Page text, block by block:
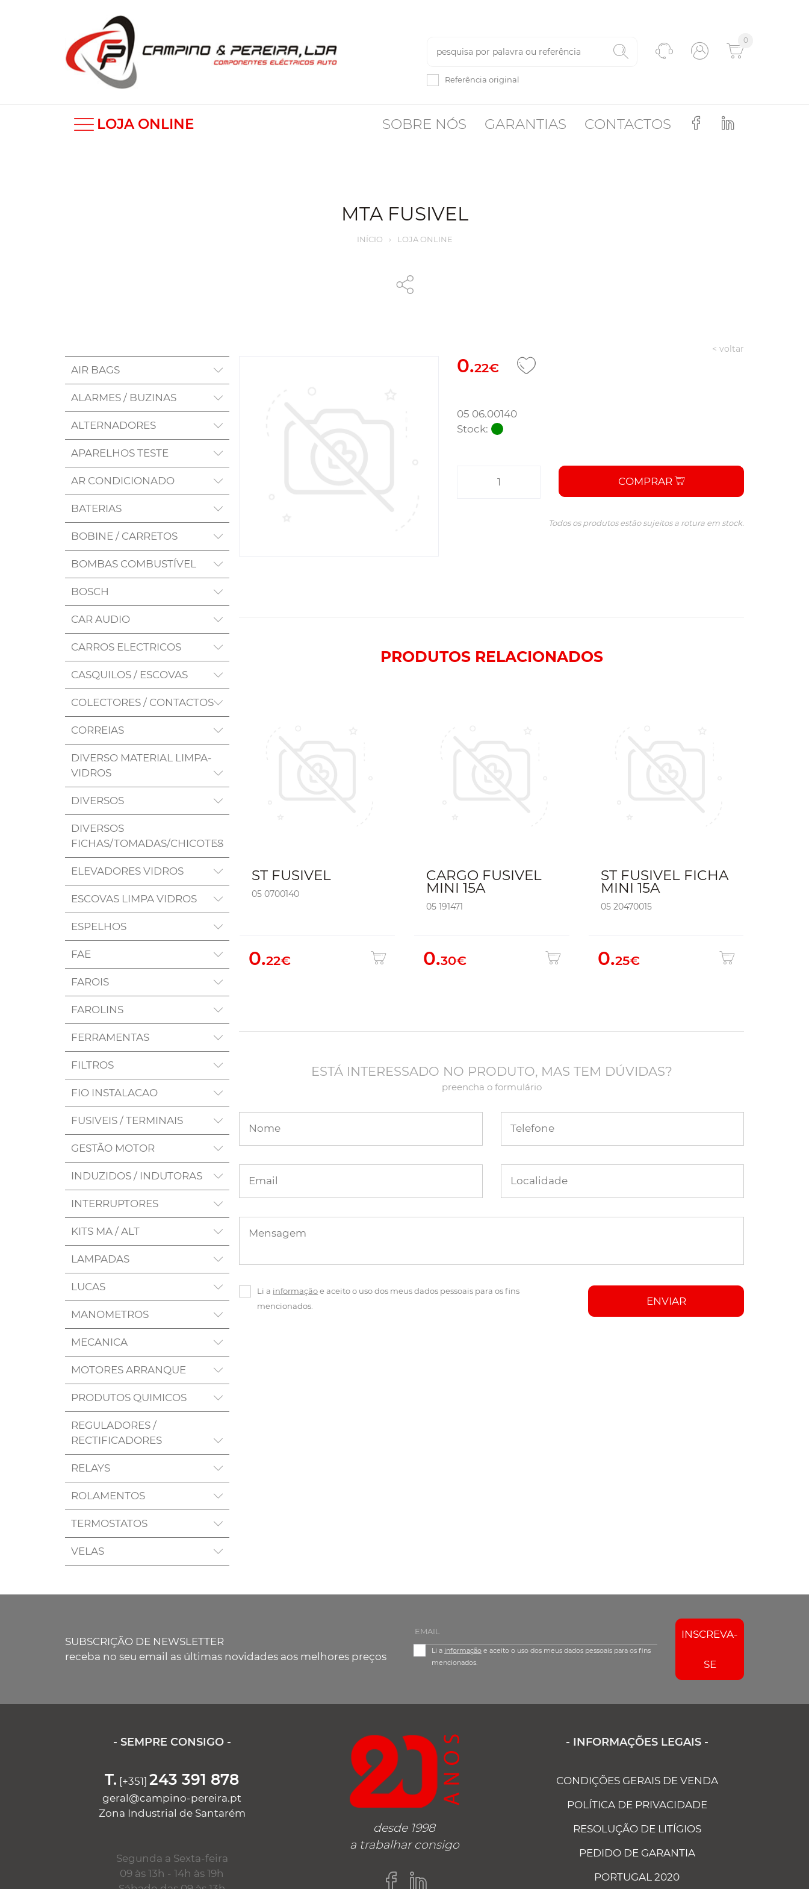
Referência original
0
LOJA ONLINE SOBRE NÓS GARANTIAS CONTACTOS
MTA FUSIVEL
INÍCIO › LOJA ONLINE
< voltar
AIR BAGS
ALARMES / BUZINAS
ALTERNADORES
APARELHOS TESTE
AR CONDICIONADO
BATERIAS
BOBINE / CARRETOS
BOMBAS COMBUSTÍVEL
BOSCH
CAR AUDIO
CARROS ELECTRICOS
CASQUILOS / ESCOVAS
COLECTORES / CONTACTOS
CORREIAS
DIVERSO MATERIAL LIMPA-
VIDROS
DIVERSOS
DIVERSOS
FICHAS/TOMADAS/CHICOTES
ELEVADORES VIDROS
ESCOVAS LIMPA VIDROS
ESPELHOS
FAE
FAROIS
FAROLINS
FERRAMENTAS
FILTROS
FIO INSTALACAO
FUSIVEIS / TERMINAIS
GESTÃO MOTOR
INDUZIDOS / INDUTORAS
INTERRUPTORES
KITS MA / ALT
LAMPADAS
LUCAS
MANOMETROS
MECANICA
MOTORES ARRANQUE
PRODUTOS QUIMICOS
REGULADORES /
RECTIFICADORES
RELAYS
ROLAMENTOS
TERMOSTATOS
VELAS
0.22€
05 06.00140
Stock:
COMPRAR
Todos os produtos estão sujeitos a rotura em stock.
PRODUTOS RELACIONADOS
ST FUSIVEL
05 0700140
0.22€
CARGO FUSIVEL
MINI 15A
05 191471
0.30€
ST FUSIVEL FICHA
MINI 15A
05 20470015
0.25€
ESTÁ INTERESSADO NO PRODUTO, MAS TEM DÚVIDAS?
preencha o formulário
Nome Telefone
Email Localidade
Mensagem
Li a informaçãoe aceito o uso dos meus dados pessoais para os fins
mencionados.
ENVIAR
SUBSCRIÇÃO DE NEWSLETTER
receba no seu email as últimas novidades aos melhores preços
Li a informação e aceito o uso dos meus dados pessoais para os fins
mencionados.
INSCREVA-
SE
- SEMPRE CONSIGO -
T. [+351]243 391 878
geral@campino-pereira.pt
Zona Industrial de Santarém
Segunda a Sexta-feira
09 às 13h - 14h às 19h
desde 1998
a trabalhar consigo
- INFORMAÇÕES LEGAIS -
CONDIÇÕES GERAIS DE VENDA
POLÍTICA DE PRIVACIDADE
RESOLUÇÃO DE LITÍGIOS
PEDIDO DE GARANTIA
PORTUGAL 2020